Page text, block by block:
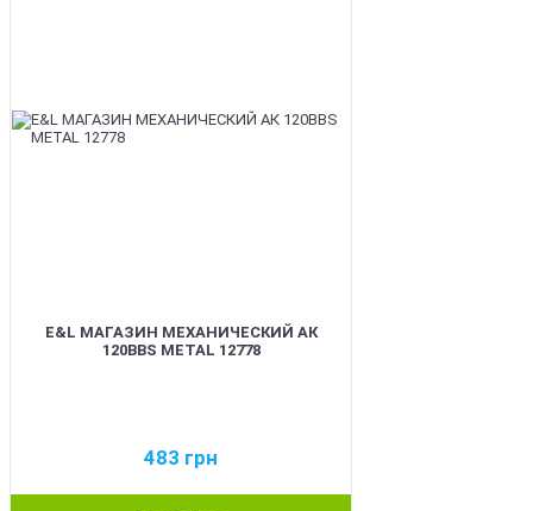
E&L МАГАЗИН МЕХАНИЧЕСКИЙ АК
120BBS METAL 12778
483 грн